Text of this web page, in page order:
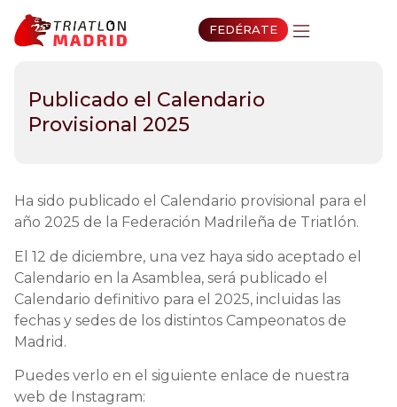
FEDÉRATE
Publicado el Calendario
Provisional 2025
Ha sido publicado el Calendario provisional para el
año 2025 de la Federación Madrileña de Triatlón.
El 12 de diciembre, una vez haya sido aceptado el
Calendario en la Asamblea, será publicado el
Calendario definitivo para el 2025, incluidas las
fechas y sedes de los distintos Campeonatos de
Madrid.
Puedes verlo en el siguiente enlace de nuestra
web de Instagram: